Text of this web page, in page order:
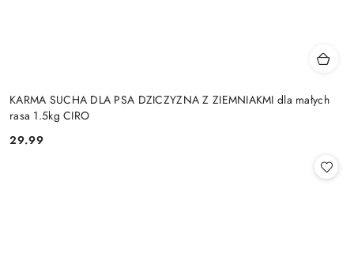
KARMA SUCHA DLA PSA DZICZYZNA Z ZIEMNIAKMI dla małych
rasa 1.5kg CIRO
Cena:
29.99